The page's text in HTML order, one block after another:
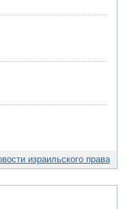
израильского права